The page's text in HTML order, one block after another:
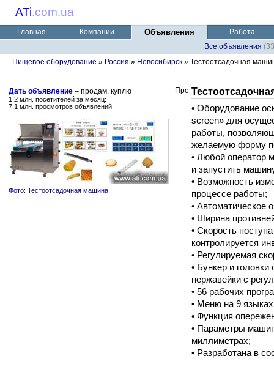
ATi.com.ua
Главная Компании Объявления
Работа
Все объявления
Пищевое оборудование » Россия » Новосибирск » Тестоотсадочная
Дать объявление – продам, куплю
1.2 млн. посетителей за месяц:
7.1 млн. просмотров объявлений
Фото: Тестоотсадочная машина
• Оборудование
screen» для
работы,
желаемую форму
• Любой оператор
и запустить
• Возможность
процессе работы;
• Автоматическое
• Ширина
• Скорость
контролируется
• Регулируемая
• Бункер и
нержавейки с
• 56 рабочих
• Меню на 9 языках
• Функция
• Параметры
миллиметрах;
• Разработана в